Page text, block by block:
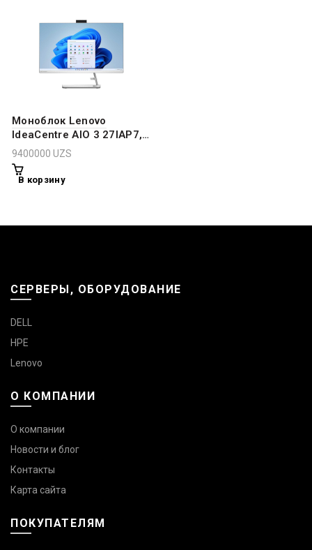
Моноблок Lenovo
IdeaCentre AIO 3 27IAP7,
27″ FHD (1920×1080) IPS
250nits, i5-1240P, 8GB
RAM, 512GB SSD
9400000 UZS
В корзину
СЕРВЕРЫ, ОБОРУДОВАНИЕ
DELL
HPE
Lenovo
О КОМПАНИИ
О компании
Новости и блог
Контакты
Карта сайта
ПОКУПАТЕЛЯМ